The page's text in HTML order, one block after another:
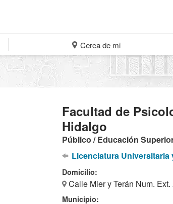
Cerca de mi
Facultad de
Hidalgo
Público / Educación
Licenciatura Universitaria
Domicilio:
Calle Mier y Terán Num.
Municipio: